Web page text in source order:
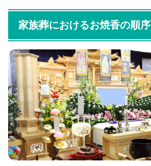
家族葬におけるお焼香の順序